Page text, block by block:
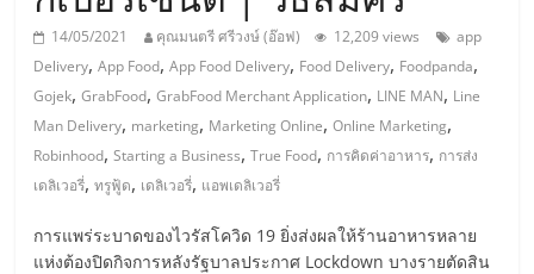
เอ็
มอี
ไทย,
SMEs,
14/05/2021 คุณมนตรี ศรีวงษ์ (อ๊อฟ) 12,209 views
app
Delivery,App Food,App Food Delivery, Food Delivery, Foodpanda,
Gojek,GrabFood,GrabFood Merchant Application, LINE MAN, Line
Man Delivery, marketing, Marketing Online,Online Marketing,
Robinhood,Starting a Business,True Food, การคิดค่าอาหาร, การส่ง
เดลิเวอรี่,ทรูฟู้ด, เดลิเวอรี่, แอพเดลิเวอรี่
การแพร่ระบาดของไวรัสโควิด 19 ยิ่งส่งผลให้ร้านอาหารหลาย
แห่งต้องปิดกิจการหลังรัฐบาลประกาศ Lockdown บางรายตัดสิน